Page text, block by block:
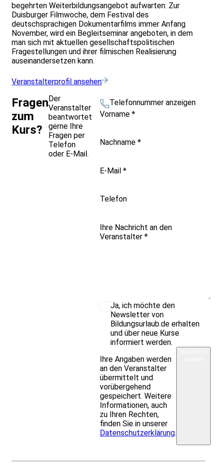
begehrten Weiterbildungsangebot aufwarten: Zur
Duisburger Filmwoche, dem Festival des
deutschsprachigen Dokumentarfilms immer Anfang
November, wird ein Begleitseminar angeboten, in dem
man sich mit aktuellen gesellschaftspolitischen
Fragestellungen und ihrer filmischen Realisierung
auseinandersetzen kann.
Veranstalterprofil ansehen
Fragen
zum
Kurs?
Der
Veranstalter
beantwortet
gerne Ihre
Fragen per
Telefon
oder E-Mail.
Telefonnummer anzeigen
Vorname *
Nachname *
E-Mail *
Telefon
Ihre Nachricht an den
Veranstalter *
Ja, ich möchte den
Newsletter von
Bildungsurlaub.de erhalten
und über neue Kurse
informiert werden.
Ihre Angaben werden
an den Veranstalter
übermittelt und
vorübergehend
gespeichert. Weitere
Informationen, auch
zu Ihren Rechten,
finden Sie in unserer
Datenschutzerklärung.